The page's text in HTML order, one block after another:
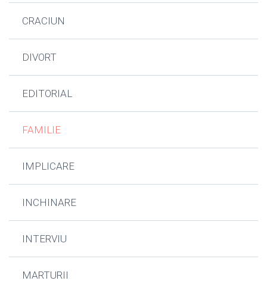
CRACIUN
DIVORT
EDITORIAL
FAMILIE
IMPLICARE
INCHINARE
INTERVIU
MARTURII